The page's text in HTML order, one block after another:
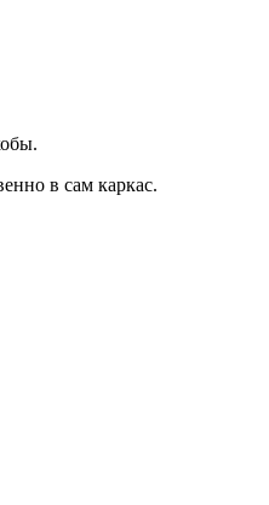
в сам каркас.